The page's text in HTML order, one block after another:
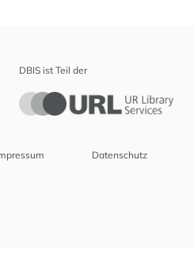
DBIS ist Teil der
Datenschutz